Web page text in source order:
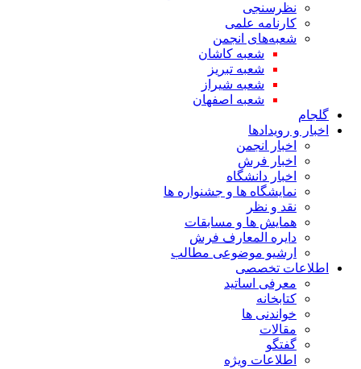
نظرسنجی
کارنامه علمی
شعبه‌های انجمن
شعبه کاشان
شعبه تبریز
شعبه شیراز
شعبه اصفهان
گلجام
اخبار و رویدادها
اخبار انجمن
اخبار فرش
اخبار دانشگاه
نمایشگاه ها و جشنواره ها
نقد و نظر
همایش ها و مسابقات
دایره المعارف فرش
ارشیو موضوعی مطالب
اطلاعات تخصصی
معرفی اساتید
کتابخانه
خواندنی ها
مقالات
گفتگو
اطلاعات ویژه